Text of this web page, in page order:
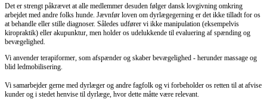
Det er strengt påkrævet at alle medlemmer desuden følger dansk lovgivning omkring
arbejdet med andre folks hunde. Jævnfør loven om dyrlægegerning er det ikke tilladt for os
at behandle eller stille diagnoser. Således udfører vi ikke manipulation (eksempelvis
kiropraktik) eller akupunktur, men holder os udelukkende til evaluering af spænding og
bevægelighed.
Vi anvender terapiformer, som afspænder og skaber bevægelighed - herunder massage og
blid ledmobilisering.
Vi samarbejder gerne med dyrlæger og andre fagfolk og vi forbeholder os retten til at afvise
kunder og i stedet henvise til dyrlæge, hvor dette måtte være relevant.